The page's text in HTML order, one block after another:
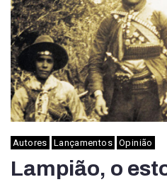
Autores Lançamentos Opinião
Lampião, o